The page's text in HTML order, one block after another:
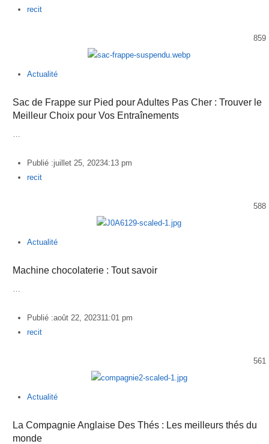
Author
recit
859
Actualité
Sac de Frappe sur Pied pour Adultes Pas Cher : Trouver le
Meilleur Choix pour Vos Entraînements
…
Publié :juillet 25, 20234:13 pm
Author
recit
588
Actualité
Machine chocolaterie : Tout savoir
…
Publié :août 22, 202311:01 pm
Author
recit
561
Actualité
La Compagnie Anglaise Des Thés : Les meilleurs thés du
monde